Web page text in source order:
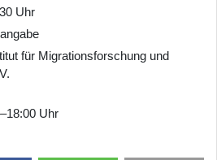
Uhr
für Migrationsforschung und
Uhr